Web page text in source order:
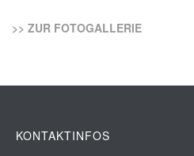
>> ZUR FOTOGALLERIE
KONTAKTINFOS